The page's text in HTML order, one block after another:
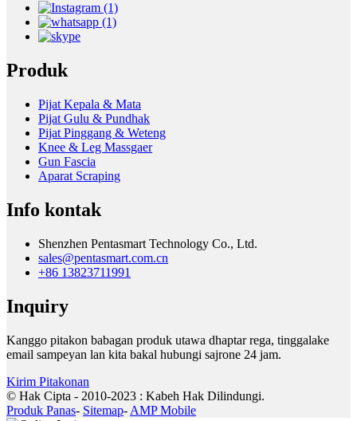
Produk
Pijat Kepala & Mata
Pijat Gulu & Pundhak
Pijat Pinggang & Weteng
Knee & Leg Massgaer
Gun Fascia
Aparat Scraping
Info kontak
Shenzhen Pentasmart Technology Co., Ltd.
sales@pentasmart.com.cn
+86 13823711991
Inquiry
Kanggo pitakon babagan produk utawa dhaptar rega, tinggalake
email sampeyan lan kita bakal hubungi sajrone 24 jam.
Kirim Pitakonan
© Hak Cipta - 2010-2023 : Kabeh Hak Dilindungi.
Produk Panas- Sitemap- AMP Mobile